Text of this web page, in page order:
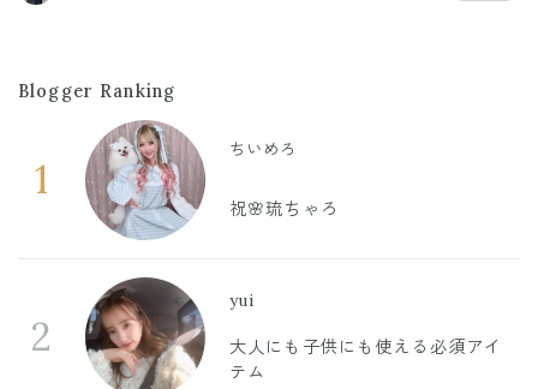
Blogger Ranking
1
ちいめろ
祝🌸琉ちゃろ
2
yui
大人にも子供にも使える必須アイ
テム